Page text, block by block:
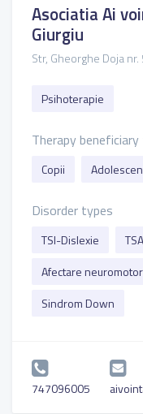
Asociatia Ai
Giurgiu
Str, Gheorghe Doja nr.
Psihoterapie
Therapy
Copii
Disorder types
TSI-Dislexie
Afectare
Sindrom Down
747096005